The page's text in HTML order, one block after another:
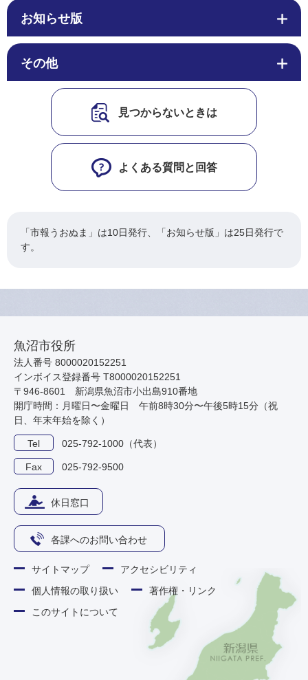
お知らせ版
その他
見つからないときは
よくある質問と回答
「市報うおぬま」は10日発行、「お知らせ版」は25日発行で
す。
魚沼市役所
法人番号 8000020152251
インボイス登録番号 T8000020152251
〒946-8601 新潟県魚沼市小出島910番地
開庁時間：月曜日〜金曜日 午前8時30分〜午後5時15分（祝
日、年末年始を除く）
Tel 025-792-1000（代表）
Fax 025-792-9500
休日窓口
各課へのお問い合わせ
サイトマップ
アクセシビリティ
個人情報の取り扱い
著作権・リンク
このサイトについて